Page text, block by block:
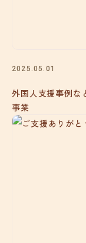
2025.05.01
外国人支援事例な
事業